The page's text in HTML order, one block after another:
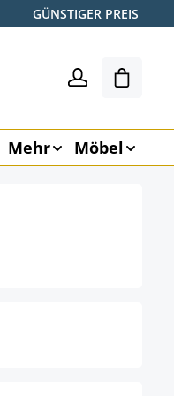
GÜNSTIGER PREIS
Mehr Möbel